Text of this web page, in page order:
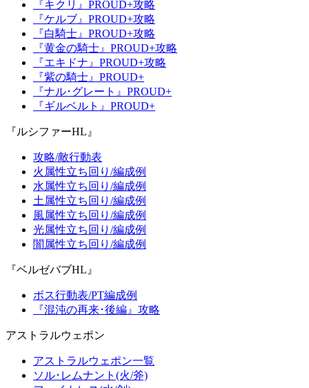
『キクリ』PROUD+攻略
『ケルブ』PROUD+攻略
『白騎士』PROUD+攻略
『黄金の騎士』PROUD+攻略
『エキドナ』PROUD+攻略
『紫の騎士』PROUD+
『ナル･グレート』PROUD+
『ギルベルト』PROUD+
『ルシファーHL』
攻略/敵行動表
火属性立ち回り/編成例
水属性立ち回り/編成例
土属性立ち回り/編成例
風属性立ち回り/編成例
光属性立ち回り/編成例
闇属性立ち回り/編成例
『ベルゼバブHL』
ボス行動表/PT編成例
『混沌の再来･後編』攻略
アストラルウェポン
アストラルウェポン一覧
ソル･レムナント(火/斧)